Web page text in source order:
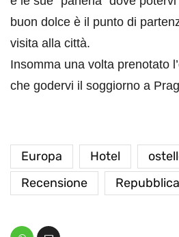
buon dolce è il punto di
visita alla città.
Insomma una volta prenotato
che godervi il soggiorno a
Europa Hotel
Recensione